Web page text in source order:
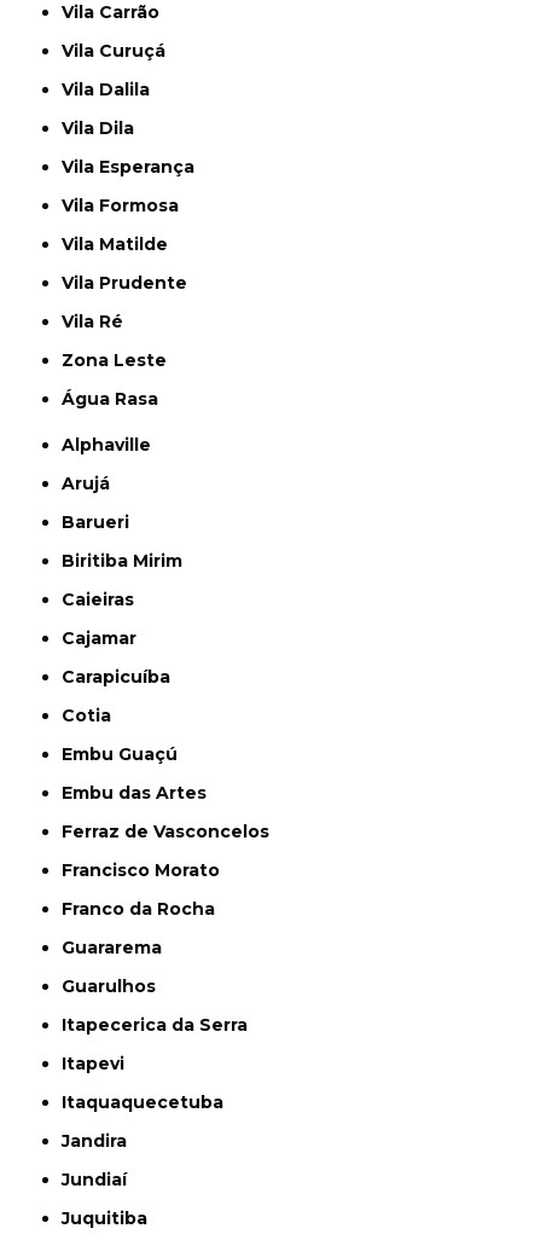
Vila Carrão
Vila Curuçá
Vila Dalila
Vila Dila
Vila Esperança
Vila Formosa
Vila Matilde
Vila Prudente
Vila Ré
Zona Leste
Água Rasa
Alphaville
Arujá
Barueri
Biritiba Mirim
Caieiras
Cajamar
Carapicuíba
Cotia
Embu Guaçú
Embu das Artes
Ferraz de Vasconcelos
Francisco Morato
Franco da Rocha
Guararema
Guarulhos
Itapecerica da Serra
Itapevi
Itaquaquecetuba
Jandira
Jundiaí
Juquitiba